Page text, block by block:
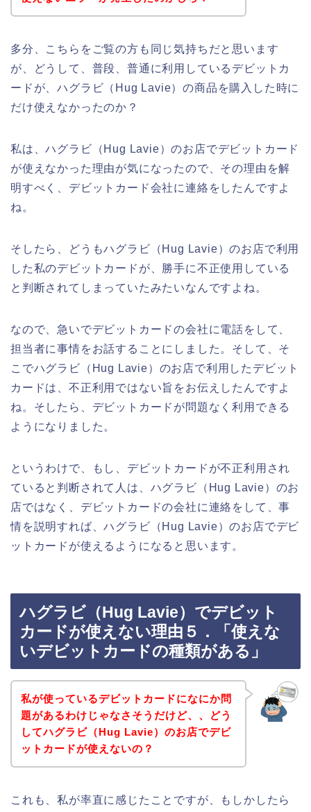
多分、こちらをご覧の方も同じ気持ちだと思います
が、どうして、普段、普通に利用しているデビットカ
ードが、ハグラビ（Hug Lavie）の商品を購入した時に
だけ使えなかったのか？
私は、ハグラビ（Hug Lavie）のお店でデビットカード
が使えなかった理由が気になったので、その理由を解
明すべく、デビットカード会社に連絡をしたんですよ
ね。
そしたら、どうもハグラビ（Hug Lavie）のお店で利用
した私のデビットカードが、勝手に不正使用している
と判断されてしまっていたみたいなんですよね。
なので、急いでデビットカードの会社に電話をして、
担当者に事情をお話することにしました。そして、そ
こでハグラビ（Hug Lavie）のお店で利用したデビット
カードは、不正利用ではない旨をお伝えしたんですよ
ね。そしたら、デビットカードが問題なく利用できる
ようになりました。
というわけで、もし、デビットカードが不正利用され
ていると判断されて人は、ハグラビ（Hug Lavie）のお
店ではなく、デビットカードの会社に連絡をして、事
情を説明すれば、ハグラビ（Hug Lavie）のお店でデビ
ットカードが使えるようになると思います。
ハグラビ（Hug Lavie）でデビット
カードが使えない理由５．「使えな
いデビットカードの種類がある」
私が使っているデビットカードになにか問
題があるわけじゃなさそうだけど、、どう
してハグラビ（Hug Lavie）のお店でデビ
ットカードが使えないの？
これも、私が率直に感じたことですが、もしかしたら